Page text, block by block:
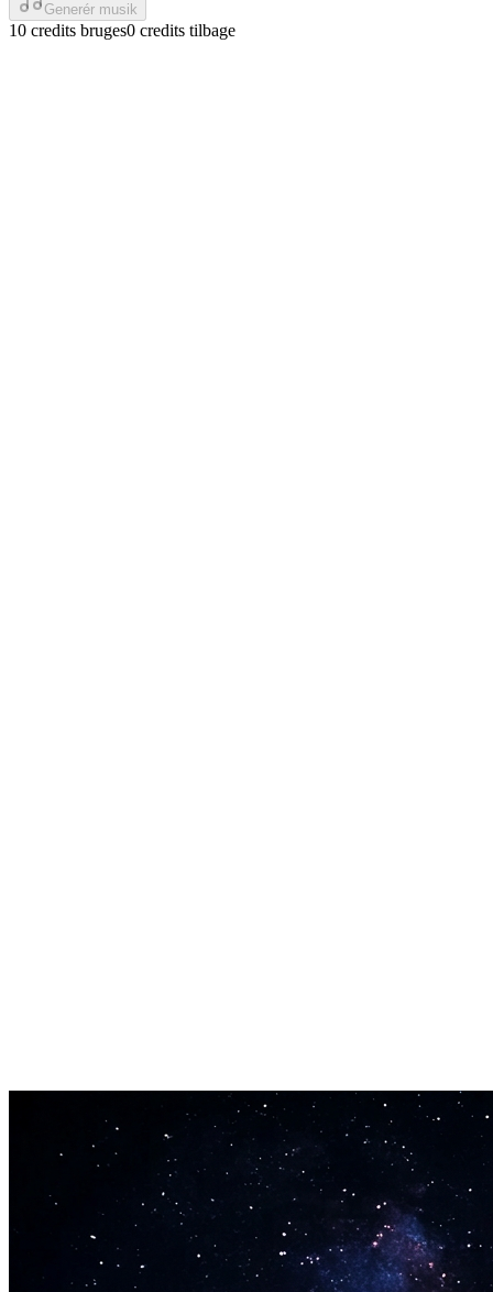
Generér musik
10 credits bruges0 credits tilbage